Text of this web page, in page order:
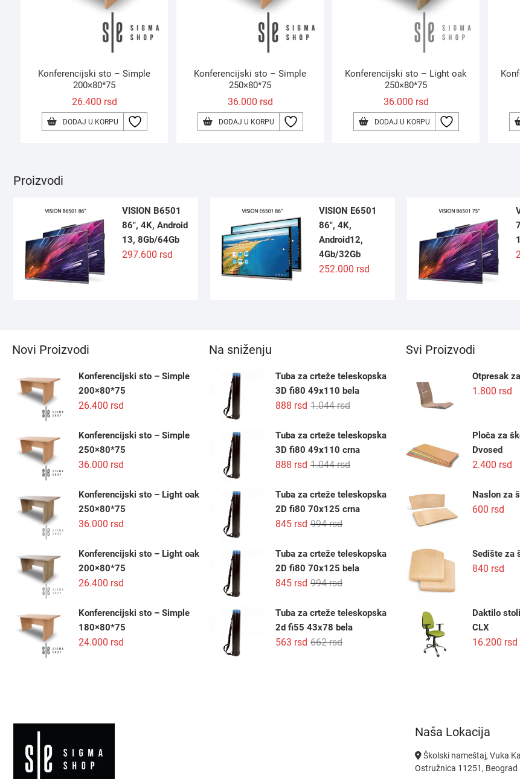
Konferencijski sto – Simple
200×80*75
26.400 rsd
DODAJ U KORPU
Konferencijski sto – Simple
250×80*75
36.000 rsd
DODAJ U KORPU
Konferencijski sto – Light oak
250×80*75
36.000 rsd
DODAJ U KORPU
Proizvodi
VISION B6501
86″, 4K, Android
13, 8Gb/64Gb
297.600 rsd
VISION E6501
86″, 4K,
Android12,
4Gb/32Gb
252.000 rsd
Novi Proizvodi
Konferencijski sto – Simple
200×80*75
26.400 rsd
Konferencijski sto – Simple
250×80*75
36.000 rsd
Konferencijski sto – Light oak
250×80*75
36.000 rsd
Konferencijski sto – Light oak
200×80*75
26.400 rsd
Konferencijski sto – Simple
180×80*75
24.000 rsd
Na sniženju
Tuba za crteže teleskopska
3D fi80 49x110 bela
1.044rsdOriginalna
je
bila:
888 rsd
Trenutna
je:
888 rsd.
Tuba za crteže teleskopska
3D fi80 49x110 crna
1.044rsdOriginalna
je
bila:
888 rsd
Trenutna
je:
888 rsd.
Tuba za crteže teleskopska
2D fi80 70x125 crna
994rsdOriginalna
je
bila:
845 rsd
Trenutna
je:
845 rsd.
Tuba za crteže teleskopska
2D fi80 70x125 bela
994rsdOriginalna
je
bila:
845 rsd
Trenutna
je:
845 rsd.
Tuba za crteže teleskopska
2d fi55 43x78 bela
662rsdOriginalna
563 rsd
Trenutna
Svi Proizvodi
Otpresak
1.800 rsd
Ploča za
Dvosed
2.400 rsd
Naslon za
600 rsd
Sedište za
840 rsd
Daktilo
CLX
16.200 rsd
Naša Lokacija
Školski nameštaj, Vuka
Ostružnica 11251, Beograd